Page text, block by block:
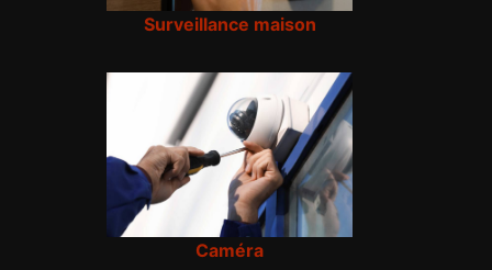
Surveillance maison
Caméra